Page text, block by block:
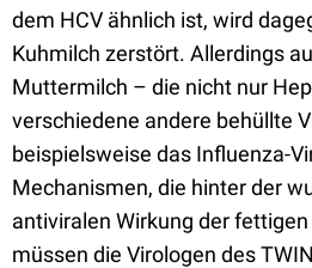
dem HCV ähnlich ist, wird
Kuhmilch zerstört. Allerdings
Muttermilch – die nicht nur
verschiedene andere behüllte
beispielsweise das Influenza-
Mechanismen, die hinter der
antiviralen Wirkung der
müssen die Virologen des